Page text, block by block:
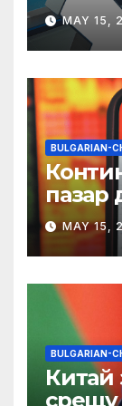
MAY 15,
BULGARIAN-
пазар
връх
MAY 15,
BULGARIAN-
Китай
срещу